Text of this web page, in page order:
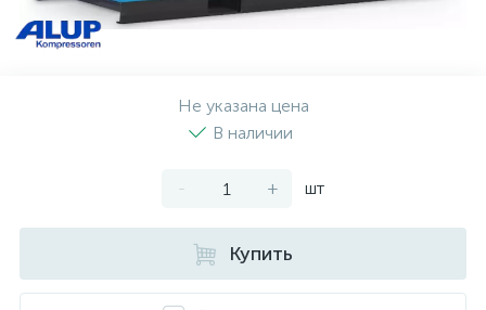
Не указана цена
В наличии
- + шт
Купить